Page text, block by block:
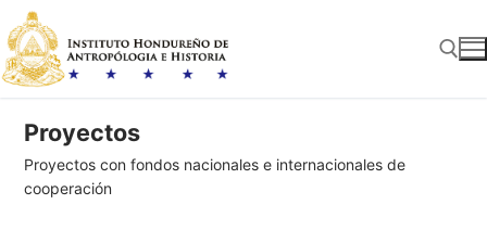
al
contenido
Proyectos
Proyectos con fondos nacionales e internacionales de
cooperación